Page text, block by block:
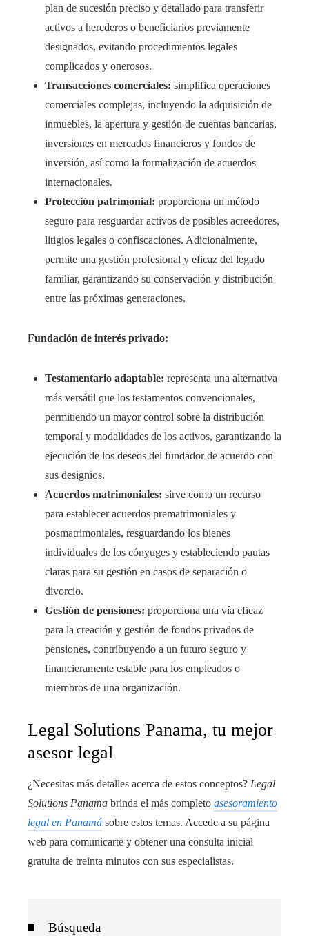
plan de sucesión preciso y detallado para transferir
activos a herederos o beneficiarios previamente
designados, evitando procedimientos legales
complicados y onerosos.
Transacciones comerciales: simplifica operaciones
comerciales complejas, incluyendo la adquisición de
inmuebles, la apertura y gestión de cuentas bancarias,
inversiones en mercados financieros y fondos de
inversión, así como la formalización de acuerdos
internacionales.
Protección patrimonial: proporciona un método
seguro para resguardar activos de posibles acreedores,
litigios legales o confiscaciones. Adicionalmente,
permite una gestión profesional y eficaz del legado
familiar, garantizando su conservación y distribución
entre las próximas generaciones.
Fundación de interés privado:
Testamentario adaptable: representa una alternativa
más versátil que los testamentos convencionales,
permitiendo un mayor control sobre la distribución
temporal y modalidades de los activos, garantizando la
ejecución de los deseos del fundador de acuerdo con
sus designios.
Acuerdos matrimoniales: sirve como un recurso
para establecer acuerdos prematrimoniales y
posmatrimoniales, resguardando los bienes
individuales de los cónyuges y estableciendo pautas
claras para su gestión en casos de separación o
divorcio.
Gestión de pensiones: proporciona una vía eficaz
para la creación y gestión de fondos privados de
pensiones, contribuyendo a un futuro seguro y
financieramente estable para los empleados o
miembros de una organización.
Legal Solutions Panama, tu mejor
asesor legal
¿Necesitas más detalles acerca de estos conceptos? Legal
Solutions Panama brinda el más completo asesoramiento
legal en Panamá sobre estos temas. Accede a su página
web para comunicarte y obtener una consulta inicial
gratuita de treinta minutos con sus especialistas.
Búsqueda